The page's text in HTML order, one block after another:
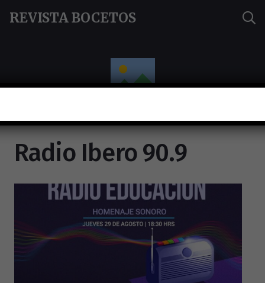
REVISTA BOCETOS
Radio Ibero 90.9